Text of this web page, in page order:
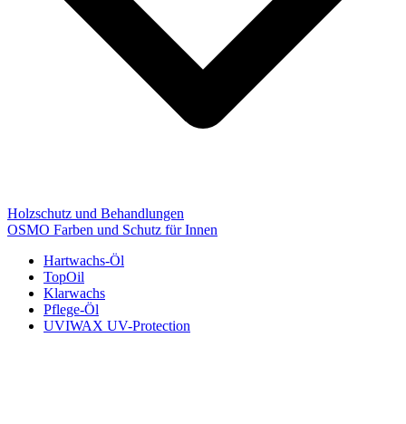
Holzschutz und Behandlungen
OSMO Farben und Schutz für Innen
Hartwachs-Öl
TopOil
Klarwachs
Pflege-Öl
UVIWAX UV-Protection